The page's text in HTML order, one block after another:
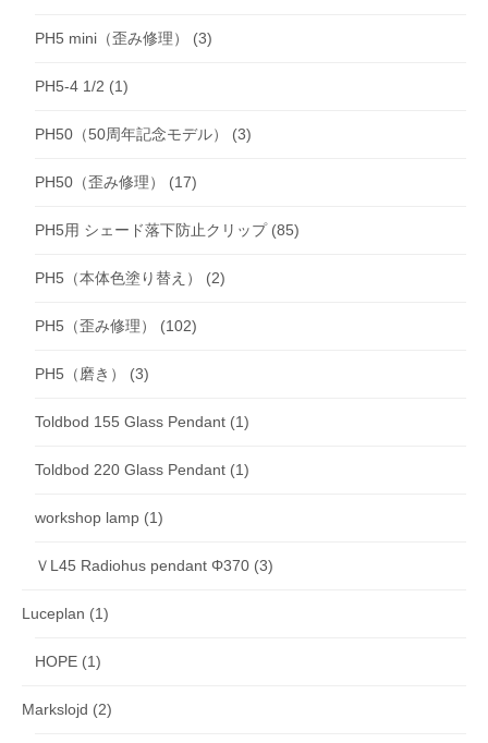
PH5 mini（歪み修理） (3)
PH5-4 1/2 (1)
PH50（50周年記念モデル） (3)
PH50（歪み修理） (17)
PH5用 シェード落下防止クリップ(85)
PH5（本体色塗り替え） (2)
PH5（歪み修理） (102)
PH5（磨き） (3)
Toldbod 155 Glass Pendant (1)
Toldbod 220 Glass Pendant (1)
workshop lamp (1)
ＶL45 Radiohus pendant Φ370 (3)
Luceplan (1)
HOPE (1)
Markslojd (2)